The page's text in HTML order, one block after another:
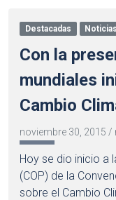
Destacadas Noticias
Con la
mundiales
Cambio
noviembre 30, 2015 /
Hoy se dio inicio a
(COP) de la
sobre el Cambio